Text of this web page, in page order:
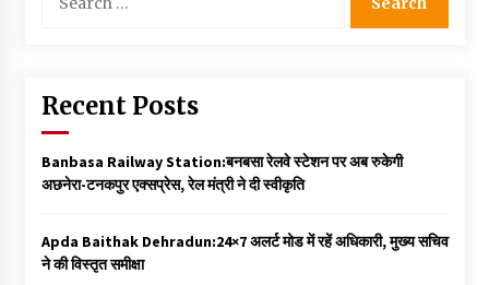
for:
Recent Posts
Banbasa Railway Station:बनबसा रेलवे स्टेशन पर अब रुकेगी
अछनेरा-टनकपुर एक्सप्रेस, रेल मंत्री ने दी स्वीकृति
Apda Baithak Dehradun:24×7 अलर्ट मोड में रहें अधिकारी, मुख्य सचिव
ने की विस्तृत समीक्षा